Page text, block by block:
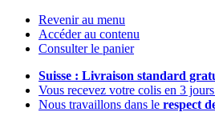
Revenir au menu
Accéder au contenu
Consulter le panier
Suisse : Livraison standard
Vous recevez votre colis en 3
Nous travaillons dans le respect